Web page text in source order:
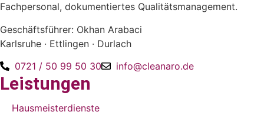
Fachpersonal, dokumentiertes Qualitäts­management.
Geschäftsführer: Okhan Arabaci
Karlsruhe · Ettlingen · Durlach
0721 / 50 99 50 30
info@cleanaro.de
Leistungen
Hausmeisterdienste